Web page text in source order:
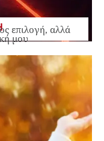
επιλογή, αλλά
μου